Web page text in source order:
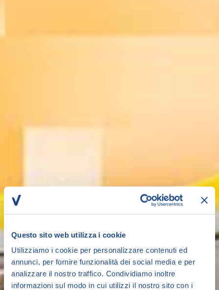
Questo sito web utilizza i cookie
Utilizziamo i cookie per personalizzare contenuti ed
annunci, per fornire funzionalità dei social media e per
analizzare il nostro traffico. Condividiamo inoltre
informazioni sul modo in cui utilizzi il nostro sito con i